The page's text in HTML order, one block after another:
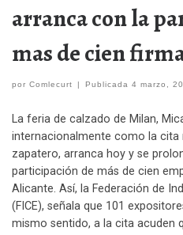
arranca con la
mas de cien
por Comlecurt | Publicada4 marzo,
La feria de calzado de Milan,
internacionalmente como la
zapatero, arranca hoy y se
participación de más de cien
Alicante. Así, la Federación de
(FICE), señala que 101
mismo sentido, a la cita acuden